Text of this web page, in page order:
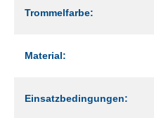
Trommelfarbe:
Material:
Einsatzbedingungen: